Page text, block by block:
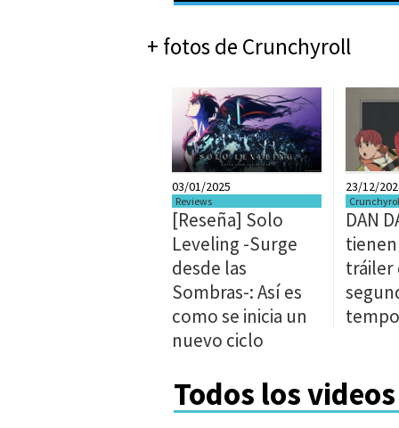
+ fotos de Crunchyroll
03/01/2025
Reviews
[Reseña] Solo
Leveling -Surge
desde las
Sombras-: Así es
como se inicia un
nuevo ciclo
23/12/
DAN
tráiler
Todos los